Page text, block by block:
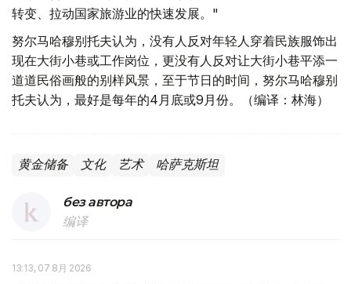
转变、拉动国家旅游业的快速发展。"
努尔马哈穆别托夫认为，没有人反对年轻人穿着民族服饰出
现在大街小巷或工作岗位，更没有人反对让大街小巷平添一
道道民俗画般的别样风景，至于节日的时间，努尔马哈穆别
托夫认为，最好是每年的4月底或9月份。（编译：林海）
黄金储备 文化 艺术 哈萨克斯坦
без автора
编译
13:13, 07 8月 2026